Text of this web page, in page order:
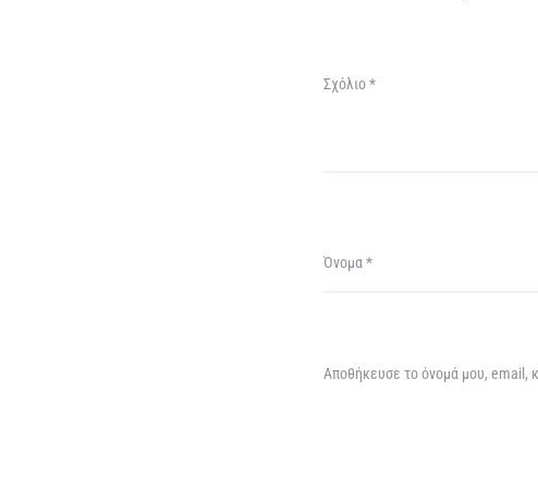
Σχόλιο*
Όνομα *
Αποθήκευσε το όνομά μου, email,